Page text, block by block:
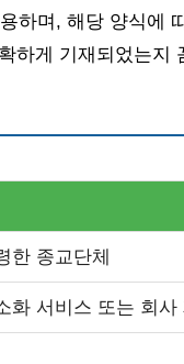
하며, 해당 양식에
하게 기재되었는지
한 종교단체
화 서비스 또는 회사